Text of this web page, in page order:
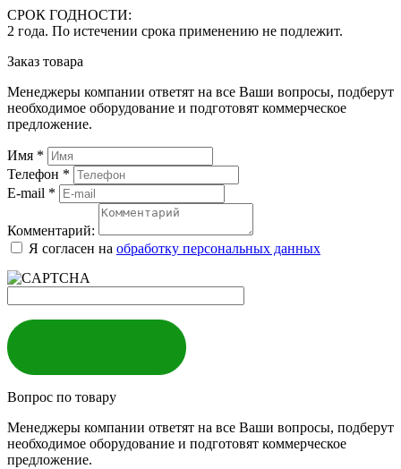
СРОК ГОДНОСТИ:
2 года. По истечении срока применению не подлежит.
Заказ товара
Менеджеры компании ответят на все Ваши вопросы, подберут
необходимое оборудование и подготовят коммерческое
предложение.
Имя *
Телефон *
E-mail *
Комментарий:
Я согласен на обработку персональных данных
Вопрос по товару
Менеджеры компании ответят на все Ваши вопросы, подберут
необходимое оборудование и подготовят коммерческое
предложение.